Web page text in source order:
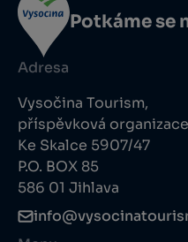
Potkáme se
Adresa
Vysočina Tourism,
příspěvková organizace
Ke Skalce 5907/47
P.O. BOX 85
586 01 Jihlava